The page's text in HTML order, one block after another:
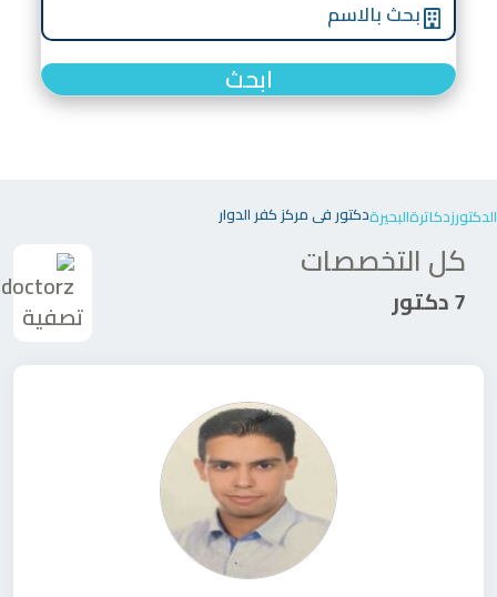
ابحث
الدكتورزدكاترةالبحيرةدكتور في مركز كفر الدوار
كل التخصصات
7 دكتور تصفية